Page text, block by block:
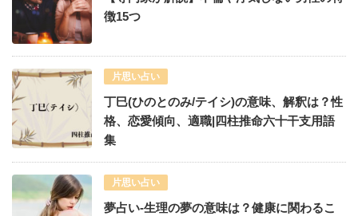
徴15つ
片思い占い
丁巳(ひのとのみ/テイシ)の意味、解釈は？性
格、恋愛傾向、適職|四柱推命六十干支用語
集
片思い占い
夢占い-生理の夢の意味は？健康に関わるこ